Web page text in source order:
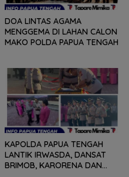
DOA LINTAS AGAMA
MENGGEMA DI LAHAN CALON
MAKO POLDA PAPUA TENGAH
KAPOLDA PAPUA TENGAH
LANTIK IRWASDA, DANSAT
BRIMOB, KARORENA DAN